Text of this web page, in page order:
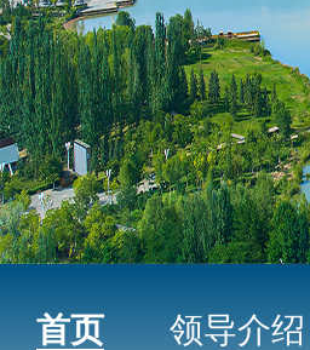
首页 领导介绍